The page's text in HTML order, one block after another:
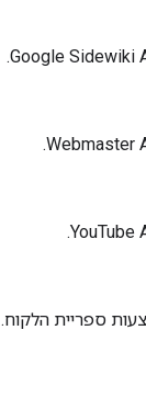
ספריית הלקוח.